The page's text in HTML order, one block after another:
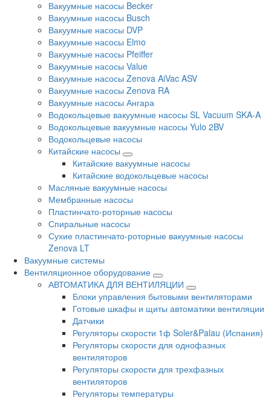
Вакуумные насосы Becker
Вакуумные насосы Busch
Вакуумные насосы DVP
Вакуумные насосы Elmo
Вакуумные насосы Pfeiffer
Вакуумные насосы Value
Вакуумные насосы Zenova AiVac ASV
Вакуумные насосы Zenova RA
Вакуумные насосы Ангара
Водокольцевые вакуумные насосы SL Vacuum SKA-A
Водокольцевые вакуумные насосы Yulo 2BV
Водокольцевые насосы
Китайские насосы
Китайские вакуумные насосы
Китайские водокольцевые насосы
Масляные вакуумные насосы
Мембранные насосы
Пластинчато-роторные насосы
Спиральные насосы
Сухие пластинчато-роторные вакуумные насосы
Zenova LT
Вакуумные системы
Вентиляционное оборудование
АВТОМАТИКА ДЛЯ ВЕНТИЛЯЦИИ
Блоки управления бытовыми вентиляторами
Готовые шкафы и щиты автоматики вентиляции
Датчики
Регуляторы скорости 1ф Soler&Palau (Испания)
Регуляторы скорости для однофазных
вентиляторов
Регуляторы скорости для трехфазных
вентиляторов
Регуляторы температуры